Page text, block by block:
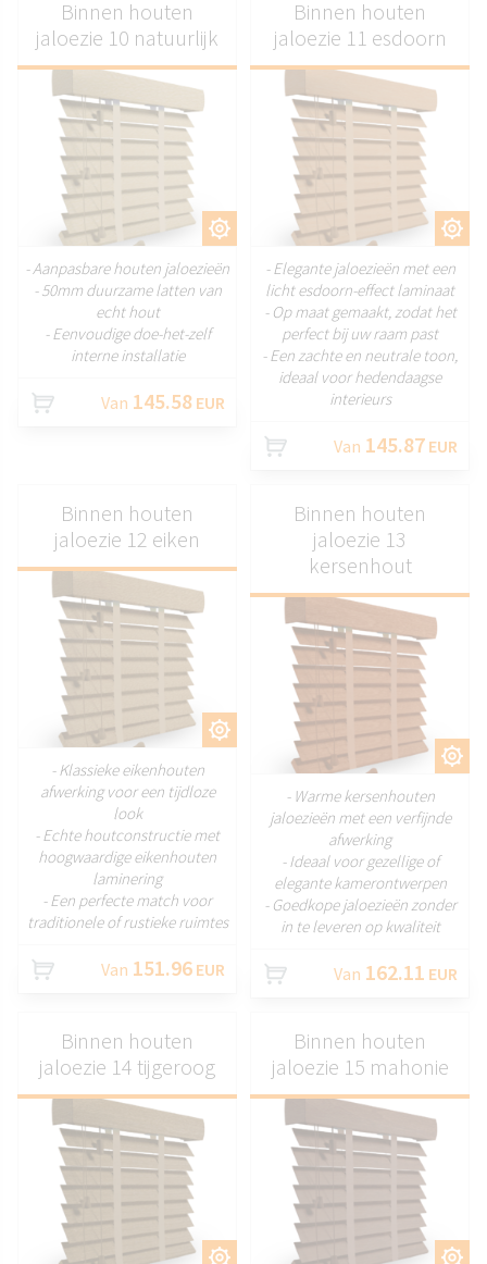
AANPASSEN
Binnen houten
jaloezie 10 natuurlijk
- Aanpasbare houten jaloezieën
- 50mm duurzame latten van
echt hout
- Eenvoudige doe-het-zelf
interne installatie
Van 145.58 EUR
AANPASSEN
Binnen houten
jaloezie 11 esdoorn
- Elegante jaloezieën met een
licht esdoorn-effect laminaat
- Op maat gemaakt, zodat het
perfect bij uw raam past
- Een zachte en neutrale toon,
ideaal voor hedendaagse
interieurs
Van 145.87 EUR
AANPASSEN
Binnen houten
jaloezie 12 eiken
- Klassieke eikenhouten
afwerking voor een tijdloze
look
- Echte houtconstructie met
hoogwaardige eikenhouten
laminering
- Een perfecte match voor
traditionele of rustieke ruimtes
Van 151.96 EUR
AANPASSEN
Binnen houten
jaloezie 13
kersenhout
- Warme kersenhouten
jaloezieën met een verfijnde
afwerking
- Ideaal voor gezellige of
elegante kamerontwerpen
- Goedkope jaloezieën zonder
in te leveren op kwaliteit
Van 162.11 EUR
AANPASSEN
Binnen houten
jaloezie 14 tijgeroog
AANPASSEN
Binnen houten
jaloezie 15 mahonie